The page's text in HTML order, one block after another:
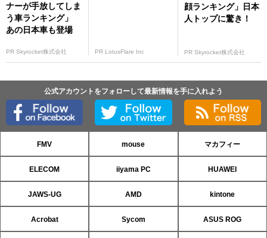
ナーが手放してしま
う車ランキング」
あの日本車も登場
PR Skyrocket株式会社 PR LotusFlare Inc
顔ランキング」日本
人トップに驚き！
PR Skyrocket株式会社
公式アカウントをフォローして最新情報を手に入れよう
FMV mouse マカフィー
ELECOM iiyama PC HUAWEI
JAWS-UG AMD kintone
Acrobat Sycom ASUS ROG